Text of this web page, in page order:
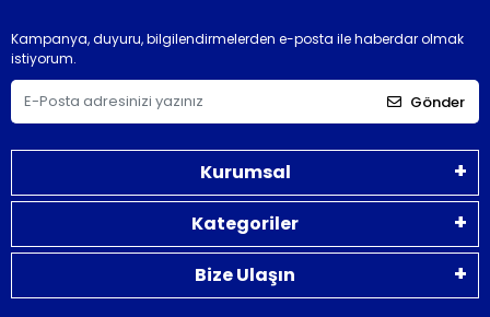
Kampanya, duyuru, bilgilendirmelerden e-posta ile haberdar olmak
istiyorum.
Gönder
Kurumsal
Kategoriler
Bize Ulaşın